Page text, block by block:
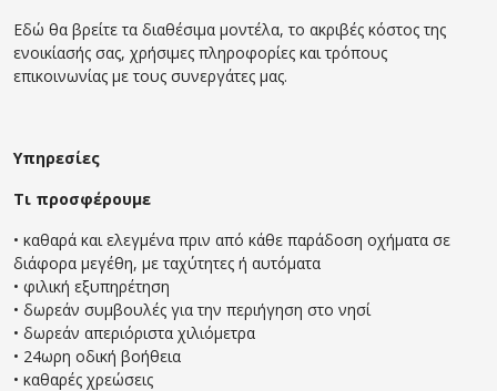
Εδώ θα βρείτε τα διαθέσιμα μοντέλα, το ακριβές κόστος της
ενοικίασής σας, χρήσιμες πληροφορίες και τρόπους
επικοινωνίας με τους συνεργάτες μας.
Υπηρεσίες
Τι προσφέρουμε
• καθαρά και ελεγμένα πριν από κάθε παράδοση οχήματα σε
διάφορα μεγέθη, με ταχύτητες ή αυτόματα
• φιλική εξυπηρέτηση
• δωρεάν συμβουλές για την περιήγηση στο νησί
• δωρεάν απεριόριστα χιλιόμετρα
• 24ωρη οδική βοήθεια
• καθαρές χρεώσεις